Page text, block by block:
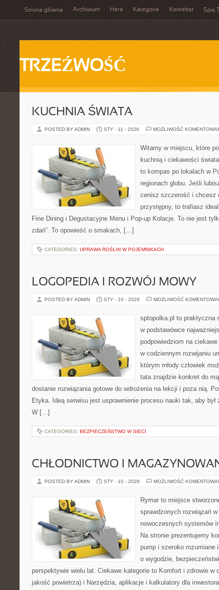
Strona główna Archiwum Hera Kategorie Kontekst Spis
TRZEŹWOŚĆ
KUCHNIA ŚWIATA
POSTED BY ADMIN STY - 11 - 2026 MOŻLIWOŚĆ
Witamy w miejscu, które
kuchnią i ciekawości
to kompas po lokalach w
regionach globu. Jeśli
cenisz szczerość i chcesz
przystępny, to trafiasz
Fine Dining i Degustacyjne Menu i Pop-up Kolacje. To nie jest
zdań”. To opowieść o smakach, […]
CATEGORIES: UPRAWA ROŚLIN W POJEMNIKACH
LOGOPEDIA I ROZWÓJ MOWY
POSTED BY ADMIN STY - 10 - 2026 MOŻLIWOŚĆ
sptopolka.pl to praktyczna
w podstawówce
podpowiedziom na
w codziennym rozwijaniu
którym młody człowiek
tata znajdzie konkret do
dostanie rozwiązania gotowe do wdrożenia na lekcji i poza nią.
Etyka. Ideą serwisu jest usprawnienie procesu nauki tak, aby był
W […]
CATEGORIES: BEZPIECZEŃSTWO W SIECI
CHŁODNICTWO I
POSTED BY ADMIN STY - 10 - 2026 MOŻLIWOŚĆ
Rymar to miejsce
sprawdzonych rozwiązań
nowoczesnych systemów
Na stronie prezentujemy
pump i szeroko rozumiane
o wygodzie,
perspektywie wielu lat. Ciekawe kategorie to Komfort i zdrowie w
jakość powietrza) i Narzędzia, aplikacje i kalkulatory dla